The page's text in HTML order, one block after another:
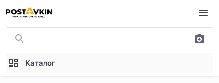
Перейти к основному содержимому
Каталог